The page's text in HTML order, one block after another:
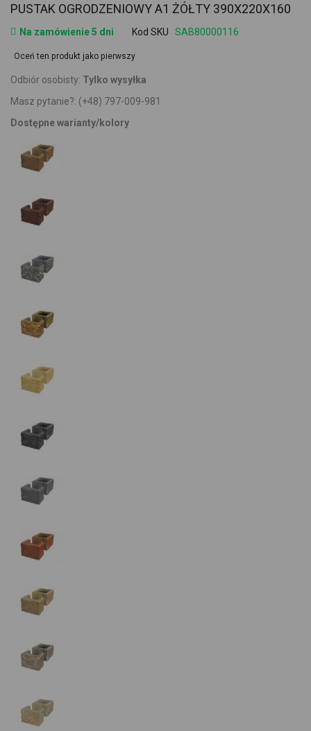
PUSTAK OGRODZENIOWY A1 ŻÓŁTY 390X220X160
Na zamówienie 5 dni Kod SKU SAB80000116
Oceń ten produkt jako pierwszy
Odbiór osobisty: Tylko wysyłka
Masz pytanie?: (+48) 797-009-981
Dostępne warianty/kolory